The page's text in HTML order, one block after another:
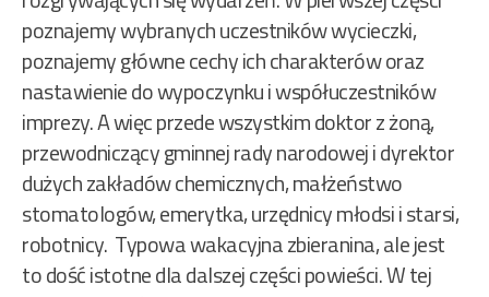
poznajemy wybranych uczestników wycieczki,
poznajemy główne cechy ich charakterów oraz
nastawienie do wypoczynku i współuczestników
imprezy. A więc przede wszystkim doktor z żoną,
przewodniczący gminnej rady narodowej i dyrektor
dużych zakładów chemicznych, małżeństwo
stomatologów, emerytka, urzędnicy młodsi i starsi,
robotnicy. Typowa wakacyjna zbieranina, ale jest
to dość istotne dla dalszej części powieści. W tej